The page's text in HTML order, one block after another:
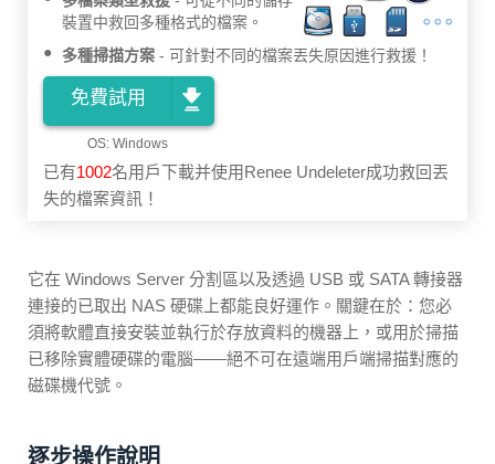
裝置中救回多種格式的檔案。
多種掃描方案
可針對不同的檔案丟失原因進行救援！
免費試用
已有1002名用戶下載并使用Renee Undeleter成功救回丟
失的檔案資訊！
它在 Windows Server 分割區以及透過 USB 或 SATA 轉接器
連接的已取出 NAS 硬碟上都能良好運作。關鍵在於：您必
須將軟體直接安裝並執行於存放資料的機器上，或用於掃描
已移除實體硬碟的電腦——絕不可在遠端用戶端掃描對應的
磁碟機代號。
逐步操作說明